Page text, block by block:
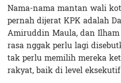
Nama-nama mantan wali
pernah dijerat KPK adalah
Amiruddin Maula, dan
rasa nggak perlu lagi
tak perlu memilih mereka
rakyat, baik di level